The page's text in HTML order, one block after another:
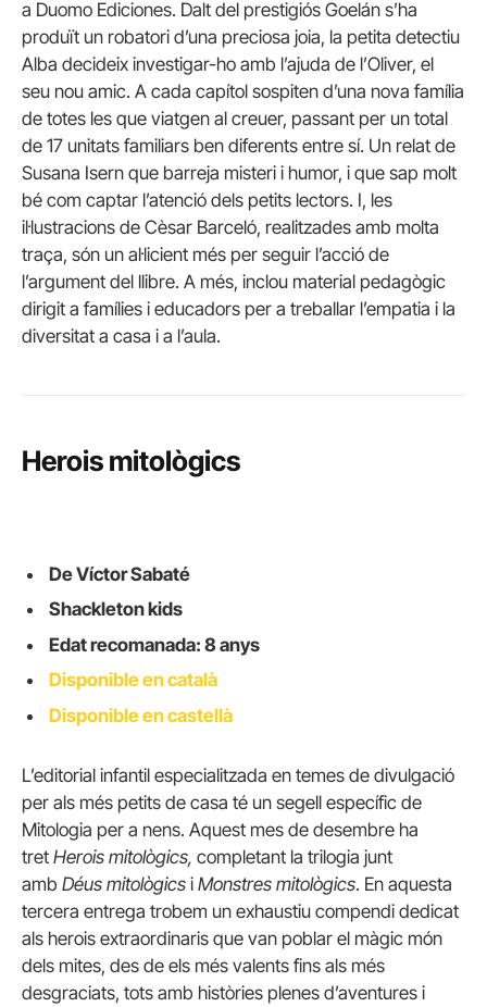
a Duomo Ediciones. Dalt del prestigiós Goelán s’ha
produït un robatori d’una preciosa joia, la petita detectiu
Alba decideix investigar-ho amb l’ajuda de l’Oliver, el
seu nou amic. A cada capítol sospiten d’una nova família
de totes les que viatgen al creuer, passant per un total
de 17 unitats familiars ben diferents entre sí. Un relat de
Susana Isern que barreja misteri i humor, i que sap molt
bé com captar l’atenció dels petits lectors. I, les
il·lustracions de Cèsar Barceló, realitzades amb molta
traça, són un al·licient més per seguir l’acció de
l’argument del llibre. A més, inclou material pedagògic
dirigit a famílies i educadors per a treballar l’empatia i la
diversitat a casa i a l’aula.
Herois mitològics
De Víctor Sabaté
Shackleton kids
Edat recomanada: 8 anys
Disponible en català
Disponible en castellà
L’editorial infantil especialitzada en temes de divulgació
per als més petits de casa té un segell específic de
Mitologia per a nens. Aquest mes de desembre ha
tret Herois mitològics, completant la trilogia junt
amb Déus mitològics i Monstres mitològics. En aquesta
tercera entrega trobem un exhaustiu compendi dedicat
als herois extraordinaris que van poblar el màgic món
dels mites, des de els més valents fins als més
desgraciats, tots amb històries plenes d’aventures i